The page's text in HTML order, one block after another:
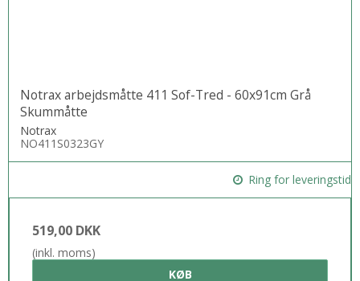
Notrax arbejdsmåtte 411 Sof-Tred - 60x91cm Grå
Skummåtte
Notrax
NO411S0323GY
Ring for leveringstid
519,00 DKK
(inkl. moms)
KØB